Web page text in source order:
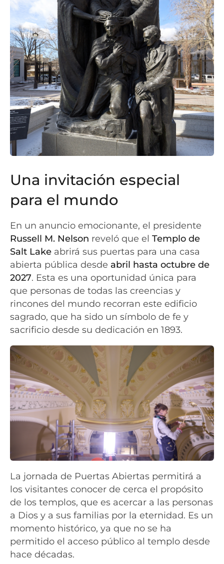
Una invitación especial
para el mundo
En un anuncio emocionante, el presidente
Russell M. Nelson reveló que el Templo de
Salt Lake abrirá sus puertas para una casa
abierta pública desde abril hasta octubre de
2027. Esta es una oportunidad única para
que personas de todas las creencias y
rincones del mundo recorran este edificio
sagrado, que ha sido un símbolo de fe y
sacrificio desde su dedicación en 1893.
La jornada de Puertas Abiertas permitirá a
los visitantes conocer de cerca el propósito
de los templos, que es acercar a las personas
a Dios y a sus familias por la eternidad. Es un
momento histórico, ya que no se ha
permitido el acceso público al templo desde
hace décadas.